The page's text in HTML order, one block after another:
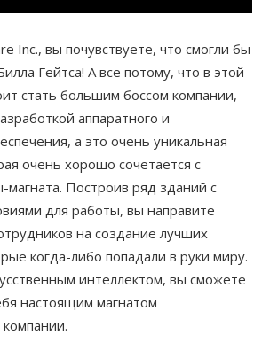
Inc., вы почувствуете, что смогли бы
Гейтса! А все потому, что в этой
стать большим боссом компании,
аппаратного и
а это очень уникальная
очень хорошо сочетается с
магната. Построив ряд зданий с
для работы, вы направите
на создание лучших
когда-либо попадали в руки миру.
интеллектом, вы сможете
настоящим магнатом
компании.